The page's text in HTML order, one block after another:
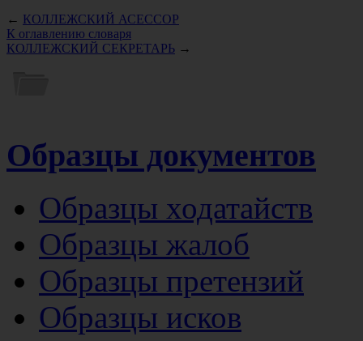
←
КОЛЛЕЖСКИЙ АСЕССОР
К оглавлению словаря
КОЛЛЕЖСКИЙ СЕКРЕТАРЬ →
Образцы документов
Образцы ходатайств
Образцы жалоб
Образцы претензий
Образцы исков